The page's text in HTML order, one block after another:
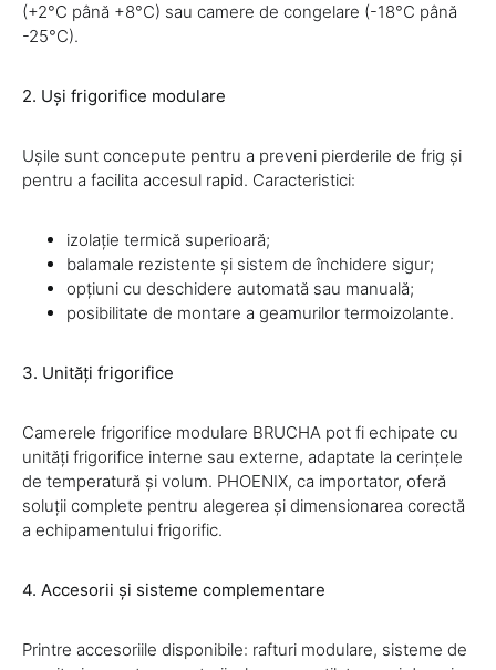
(+2°C până +8°C) sau camere de congelare (-18°C până
-25°C).
2. Uși frigorifice modulare
Ușile sunt concepute pentru a preveni pierderile de frig și
pentru a facilita accesul rapid. Caracteristici:
izolație termică superioară;
balamale rezistente și sistem de închidere sigur;
opțiuni cu deschidere automată sau manuală;
posibilitate de montare a geamurilor termoizolante.
3. Unități frigorifice
Camerele frigorifice modulare BRUCHA pot fi echipate cu
unități frigorifice interne sau externe, adaptate la cerințele
de temperatură și volum. PHOENIX, ca importator, oferă
soluții complete pentru alegerea și dimensionarea corectă
a echipamentului frigorific.
4. Accesorii și sisteme complementare
Printre accesoriile disponibile: rafturi modulare, sisteme de